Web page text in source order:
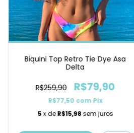
Biquini Top Retro Tie Dye Asa
Delta
R$259,90 R$79,90
R$77,50 com Pix
5x deR$15,98 sem juros